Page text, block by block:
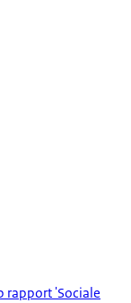
rapport 'Sociale